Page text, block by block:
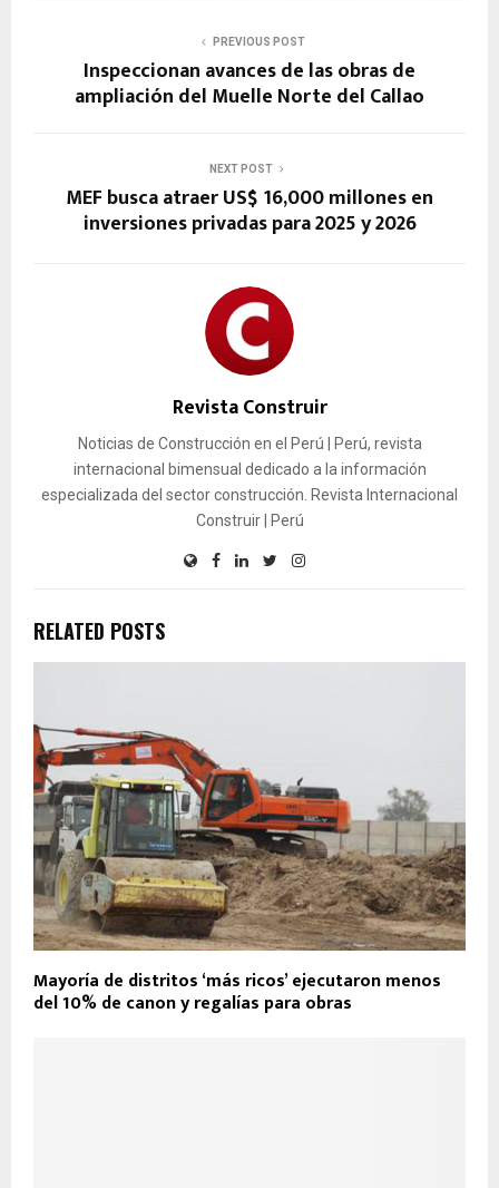
PREVIOUS POST
Inspeccionan avances de las obras de
ampliación del Muelle Norte del Callao
NEXT POST
MEF busca atraer US$ 16,000 millones en
inversiones privadas para 2025 y 2026
Revista Construir
Noticias de Construcción en el Perú | Perú, revista
internacional bimensual dedicado a la información
especializada del sector construcción. Revista Internacional
Construir | Perú
RELATED POSTS
Mayoría de distritos ‘más ricos’ ejecutaron menos
del 10% de canon y regalías para obras